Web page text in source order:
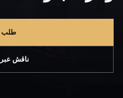
طلب
ناقش عبر WHATSAPP